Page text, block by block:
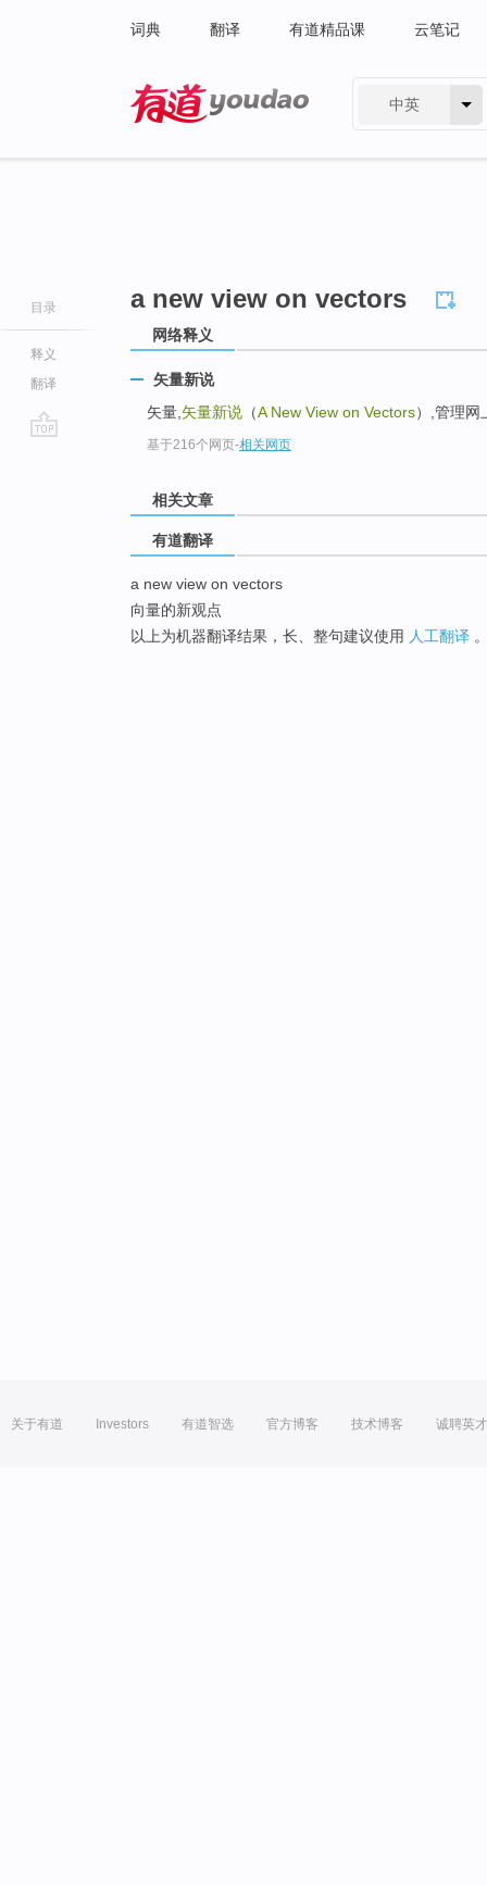
词典 翻译 有道精品课 云笔记
中英
目录
释义
翻译
a new view on vectors
网络释义
矢量新说
矢量, 矢量新说 （A New View on Vectors）,管理网
基于216个网页-相关网页
相关文章
有道翻译
a new view on vectors
向量的新观点
以上为机器翻译结果，长、整句建议使用 人工翻译
关于有道 Investors 有道智选 官方博客 技术博客 诚聘英才